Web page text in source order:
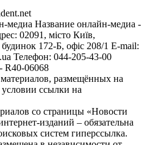
медиа Название онлайн-медиа -
02091, місто Київ,
172-Б, офіс 208/1 E-mail:
Телефон: 044-205-43-00
R40-06068
размещённых на
условии ссылки на
со страницы «Новости
изданий – обязательна
систем гиперссылка.